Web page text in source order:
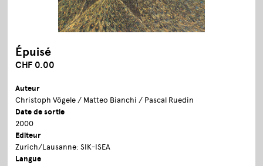
Épuisé
CHF 0.00
Auteur
Christoph Vögele / Matteo Bianchi / Pascal Ruedin
Date de sortie
2000
Editeur
Zurich/Lausanne: SIK-ISEA
Langue